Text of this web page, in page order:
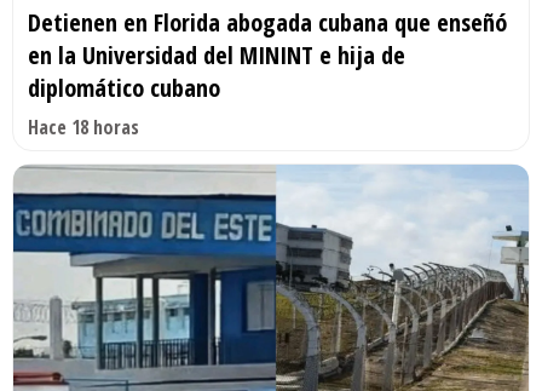
Detienen en Florida abogada cubana que enseñó
en la Universidad del MININT e hija de
diplomático cubano
Hace 18 horas